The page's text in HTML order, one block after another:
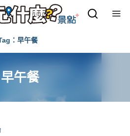
：早午餐
早午餐